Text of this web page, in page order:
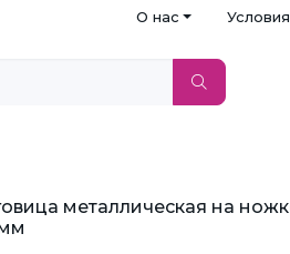
О нас
металлическая на